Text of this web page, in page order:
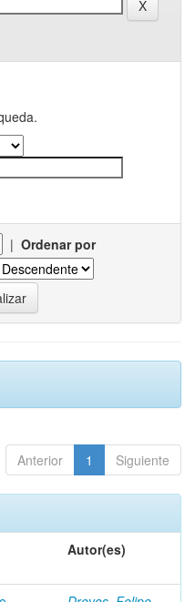
| Ordenar por
Anterior 1 Siguiente
Autor(es)